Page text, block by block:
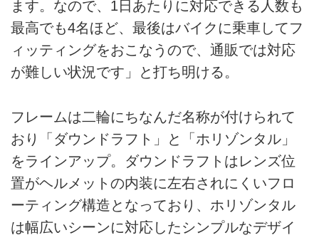
ます。なので、1日あたりに対応できる人数も
最高でも4名ほど、最後はバイクに乗車してフ
ィッティングをおこなうので、通販では対応
が難しい状況です」と打ち明ける。
フレームは二輪にちなんだ名称が付けられて
おり「ダウンドラフト」と「ホリゾンタル」
をラインアップ。ダウンドラフトはレンズ位
置がヘルメットの内装に左右されにくいフロ
ーティング構造となっており、ホリゾンタル
は幅広いシーンに対応したシンプルなデザイ